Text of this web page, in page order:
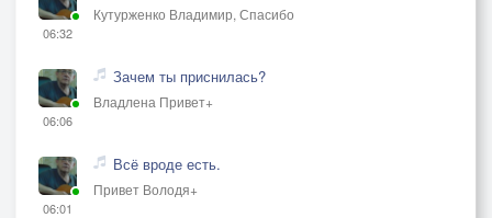
06:32
Кутурженко Владимир, Спасибо
06:06
Зачем ты приснилась?
Владлена Привет+
06:01
Всё вроде есть.
Привет Володя+